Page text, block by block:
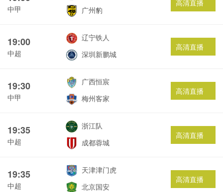
中甲
广州豹
高清直播
19:00
中超
辽宁铁人
深圳新鹏城
高清直播
19:30
中甲
广西恒宸
梅州客家
高清直播
19:35
中超
浙江队
成都蓉城
高清直播
19:35
中超
天津津门虎
北京国安
高清直播